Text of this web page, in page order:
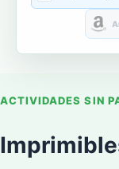
ACTIVIDADES SIN